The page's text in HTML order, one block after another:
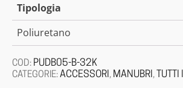
Tipologia
Poliuretano
COD: PUDB05-B-32K
CATEGORIE: ACCESSORI , MANUBRI , TUTTI